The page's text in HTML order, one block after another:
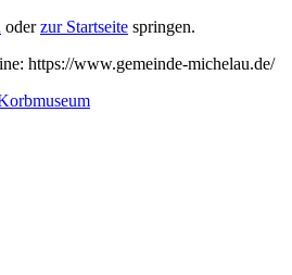
oderzur Startseite springen.
https://www.gemeinde-michelau.de/